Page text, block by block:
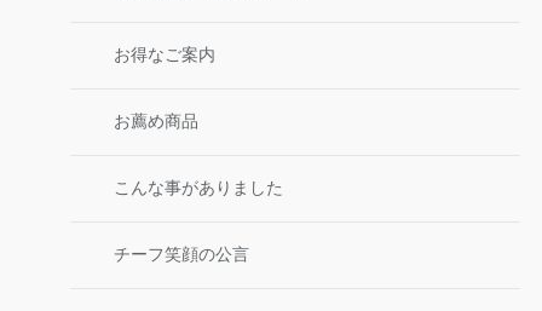
お得なご案内
お薦め商品
こんな事がありました
チーフ笑顔の公言